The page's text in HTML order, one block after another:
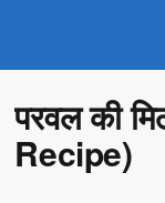
परवल की
Recipe)